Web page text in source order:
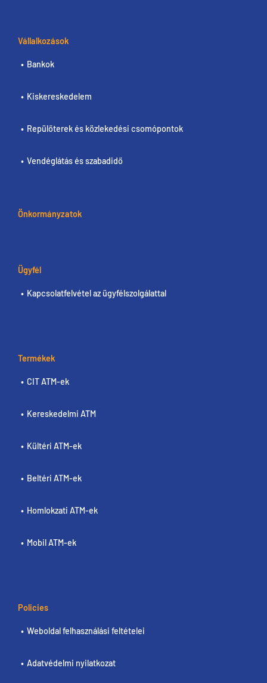
Vállalkozások
Bankok
Kiskereskedelem
Repülőterek és közlekedési csomópontok
Vendéglátás és szabadidő
Önkormányzatok
Ügyfél
Kapcsolatfelvétel az ügyfélszolgálattal
Termékek
CIT ATM-ek
Kereskedelmi ATM
Kültéri ATM-ek
Beltéri ATM-ek
Homlokzati ATM-ek
Mobil ATM-ek
Policies
Weboldal felhasználási feltételei
Adatvédelmi nyilatkozat